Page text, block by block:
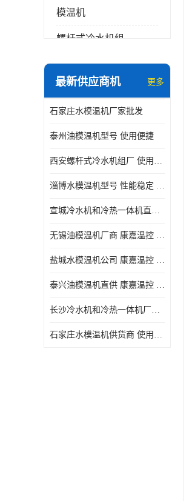
模温机
螺杆式冷水机组
冷水机和冷热一体机
防爆冷水机
最新供应商机 更多
石家庄水模温机厂家批发
泰州油模温机型号 使用便捷
西安螺杆式冷水机组厂 使用便捷
淄博水模温机型号 性能稳定 康嘉温控
宣城冷水机和冷热一体机直供 操作方便
无锡油模温机厂商 康嘉温控 性能稳定
盐城水模温机公司 康嘉温控 操作方便
泰兴油模温机直供 康嘉温控 使用便捷
长沙冷水机和冷热一体机厂家电话 库存充足
石家庄水模温机供货商 使用便捷